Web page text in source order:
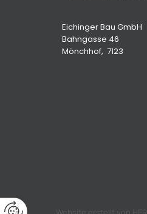
Eichinger Bau GmbH
Bahngasse 46
Mönchhof, 7123